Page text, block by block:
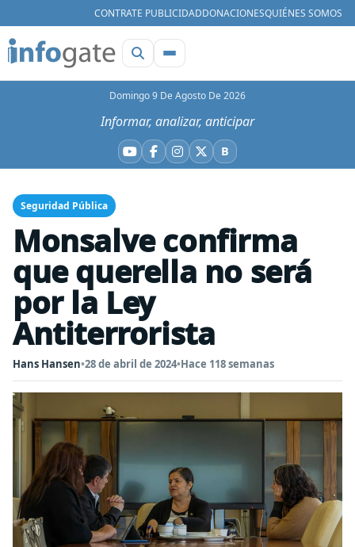
CONTRATE PUBLICIDADDONACIONESQUIÉNES SOMOS
Domingo 9 De Agosto De 2026
Informar, analizar, anticipar
YouTube
Facebook
Instagram
X BBluesky
Seguridad Pública
Monsalve confirma
que querella no será
por la Ley
Antiterrorista
Hans Hansen•28 de abril de 2024•Hace 118 semanas